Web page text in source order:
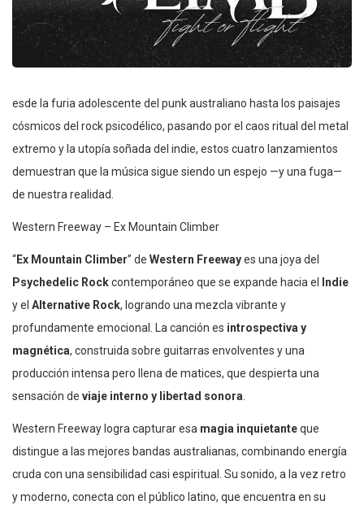
esde la furia adolescente del punk australiano hasta los paisajes
cósmicos del rock psicodélico, pasando por el caos ritual del metal
extremo y la utopía soñada del indie, estos cuatro lanzamientos
demuestran que la música sigue siendo un espejo —y una fuga—
de nuestra realidad.
Western Freeway – Ex Mountain Climber
“Ex Mountain Climber” de Western Freewayes una joya del
Psychedelic Rockcontemporáneo que se expande hacia el
Indie
y el Alternative Rock, logrando una mezcla vibrante y
profundamente emocional. La canción es introspectiva y
magnética, construida sobre guitarras envolventes y una
producción intensa pero llena de matices, que despierta una
sensación de viaje interno y libertad sonora
Western Freeway logra capturar esa magia inquietanteque
distingue a las mejores bandas australianas, combinando energía
cruda con una sensibilidad casi espiritual. Su sonido, a la vez retro
y moderno, conecta con el público latino, que encuentra en su